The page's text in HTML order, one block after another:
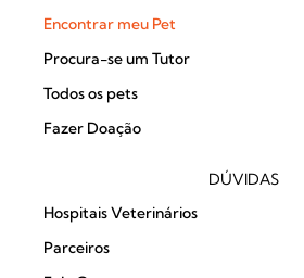
Encontrar meu Pet
Procura-se um Tutor
Todos os pets
Fazer Doação
DÚVIDAS
Hospitais Veterinários
Parceiros